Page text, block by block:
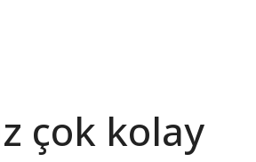
çok kolay